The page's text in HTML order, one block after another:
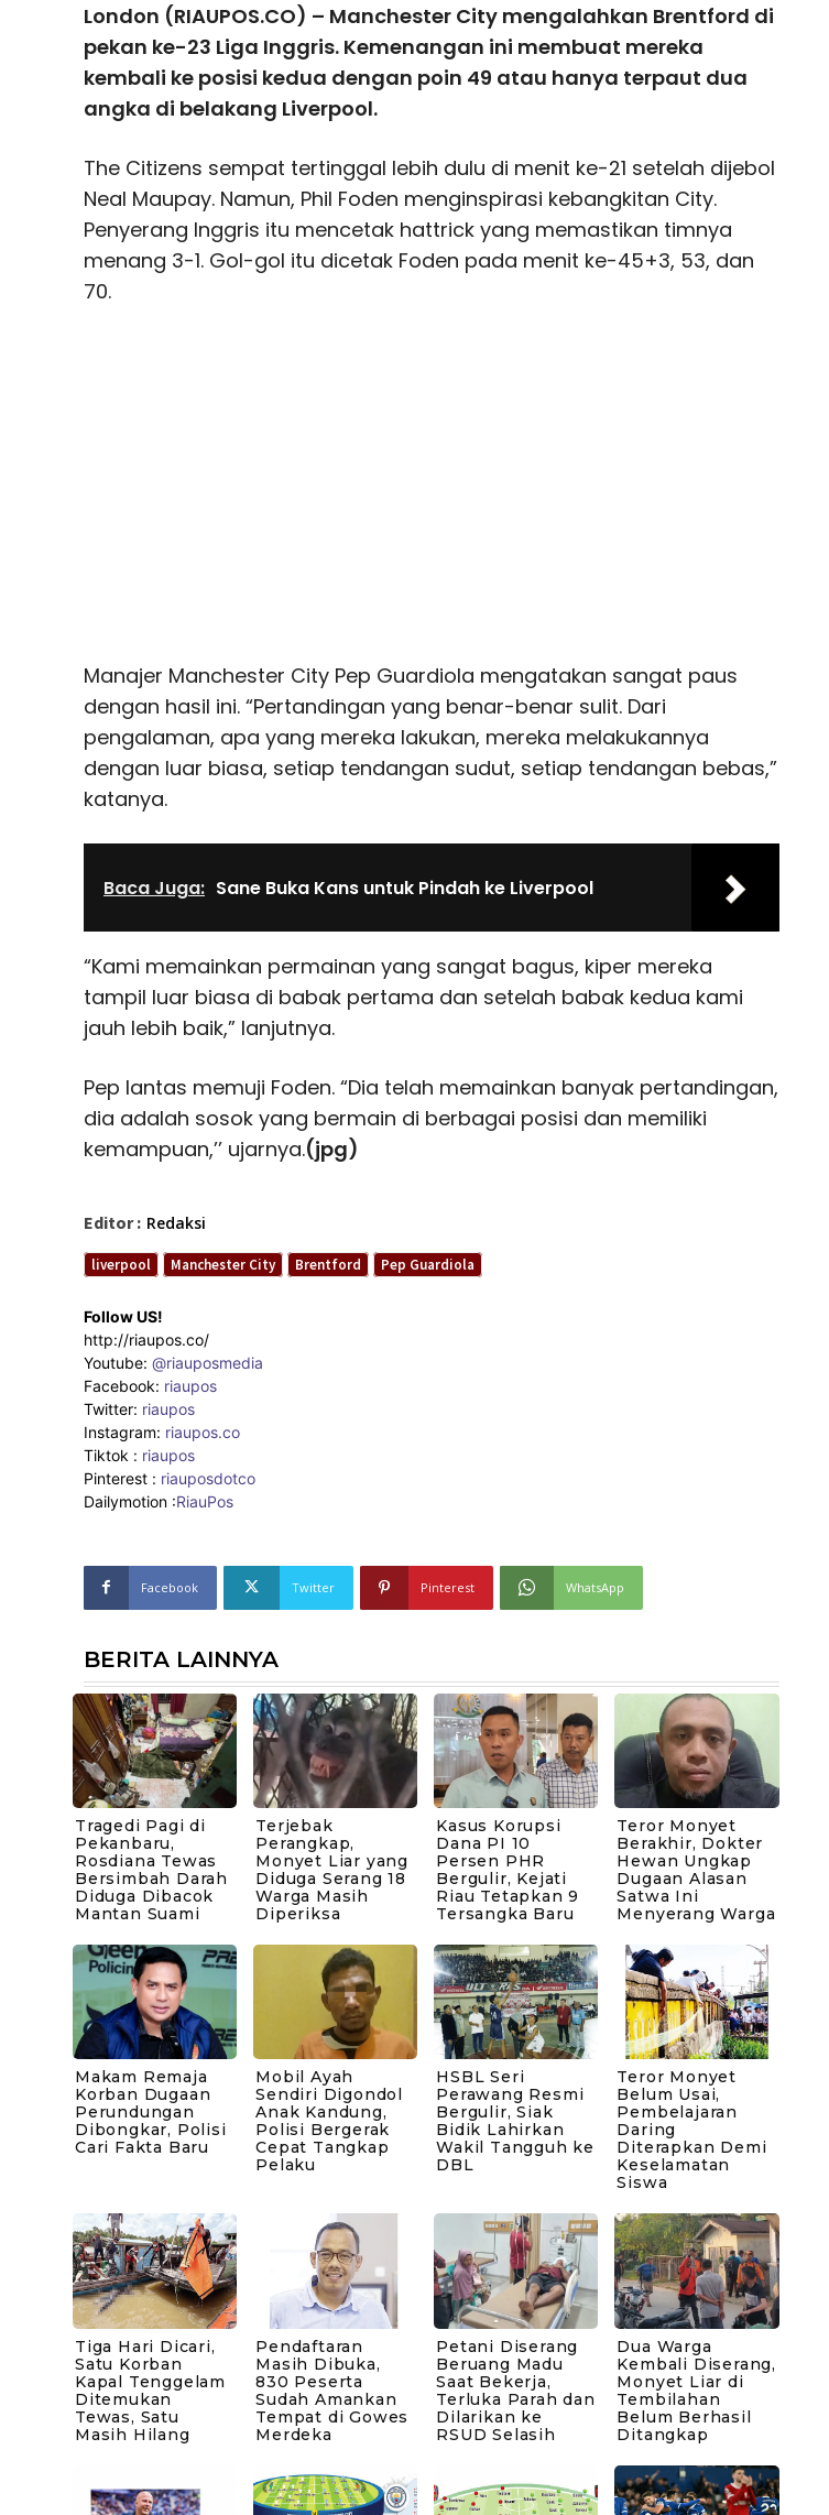
London (RIAUPOS.CO) – Manchester City mengalahkan Brentford di
pekan ke-23 Liga Inggris. Kemenangan ini membuat mereka
kembali ke posisi kedua dengan poin 49 atau hanya terpaut dua
angka di belakang Liverpool.
The Citizens sempat tertinggal lebih dulu di menit ke-21 setelah dijebol
Neal Maupay. Namun, Phil Foden menginspirasi kebangkitan City.
Penyerang Inggris itu mencetak hattrick yang memastikan timnya
menang 3-1. Gol-gol itu dicetak Foden pada menit ke-45+3, 53, dan
70.
Manajer Manchester City Pep Guardiola mengatakan sangat paus
dengan hasil ini. “Pertandingan yang benar-benar sulit. Dari
pengalaman, apa yang mereka lakukan, mereka melakukannya
dengan luar biasa, setiap tendangan sudut, setiap tendangan bebas,”
katanya.
Baca Juga: Sane Buka Kans untuk Pindah ke Liverpool
“Kami memainkan permainan yang sangat bagus, kiper mereka
tampil luar biasa di babak pertama dan setelah babak kedua kami
jauh lebih baik,” lanjutnya.
Pep lantas memuji Foden. “Dia telah memainkan banyak pertandingan,
dia adalah sosok yang bermain di berbagai posisi dan memiliki
kemampuan,’’ ujarnya.(jpg)
Editor : Redaksi
liverpool Manchester City Brentford Pep Guardiola
Follow US!
http://riaupos.co/
Youtube: @riauposmedia
Facebook: riaupos
Twitter: riaupos
Instagram: riaupos.co
Tiktok : riaupos
Pinterest : riauposdotco
Dailymotion :RiauPos
Facebook Twitter Pinterest WhatsApp
BERITA LAINNYA
Tragedi Pagi di
Pekanbaru,
Rosdiana Tewas
Bersimbah Darah
Diduga Dibacok
Mantan Suami
Terjebak
Perangkap,
Monyet Liar yang
Diduga Serang 18
Warga Masih
Diperiksa
Kasus Korupsi
Dana PI 10
Persen PHR
Bergulir, Kejati
Riau Tetapkan 9
Tersangka Baru
Teror Monyet
Berakhir, Dokter
Hewan Ungkap
Dugaan Alasan
Satwa Ini
Menyerang Warga
Makam Remaja
Korban Dugaan
Perundungan
Dibongkar, Polisi
Cari Fakta Baru
Mobil Ayah
Sendiri Digondol
Anak Kandung,
Polisi Bergerak
Cepat Tangkap
Pelaku
HSBL Seri
Perawang Resmi
Bergulir, Siak
Bidik Lahirkan
Wakil Tangguh ke
DBL
Teror Monyet
Belum Usai,
Pembelajaran
Daring
Diterapkan Demi
Keselamatan
Siswa
Tiga Hari Dicari,
Satu Korban
Kapal Tenggelam
Ditemukan
Tewas, Satu
Masih Hilang
Pendaftaran
Masih Dibuka,
830 Peserta
Sudah Amankan
Tempat di Gowes
Merdeka
Petani Diserang
Beruang Madu
Saat Bekerja,
Terluka Parah dan
Dilarikan ke
RSUD Selasih
Dua Warga
Kembali Diserang,
Monyet Liar di
Tembilahan
Belum Berhasil
Ditangkap